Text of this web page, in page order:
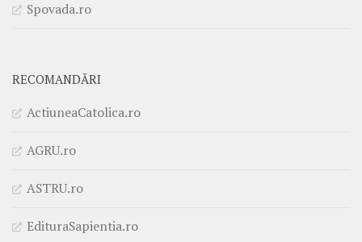
Spovada.ro
RECOMANDĂRI
ActiuneaCatolica.ro
AGRU.ro
ASTRU.ro
EdituraSapientia.ro